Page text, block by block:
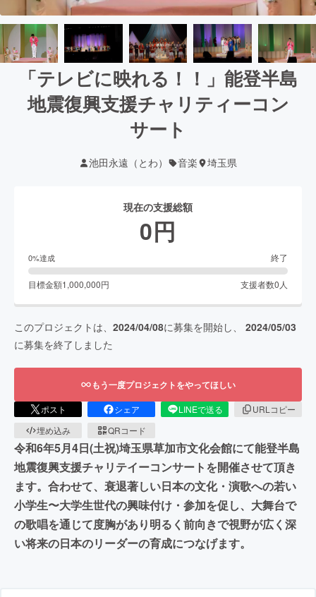
「テレビに映れる！！」能登半島
地震復興支援チャリティーコン
サート
池田永遠（とわ） 音楽 埼玉県
現在の支援総額
0円
0%達成 終了
目標金額1,000,000円 支援者数0 人
このプロジェクトは、 2024/04/08に募集を開始し、 2024/05/03
に募集を終了しました
もう一度プロジェクトをやってほしい
ポスト シェア LINEで送る
URLコピー
埋め込み
QRコード
令和6年5月4日(土祝)埼玉県草加市文化会館にて能登半島
地震復興支援チャリテイーコンサートを開催させて頂き
ます。合わせて、衰退著しい日本の文化・演歌への若い
小学生〜大学生世代の興味付け・参加を促し、大舞台で
の歌唱を通じて度胸があり明るく前向きで視野が広く深
い将来の日本のリーダーの育成につなげます。